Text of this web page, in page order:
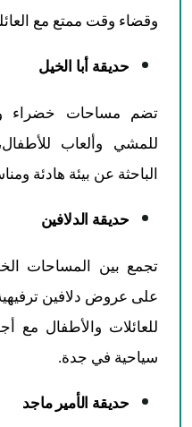
وقضاء وقت ممتع مع
حديقة أبا الخيل
تضم مساحات خضراء
للمشي وألعاب
الباحثة عن بيئة هادئة
حديقة الدلافين
تجمع بين المساحات
على عروض دلافين
للعائلات والأطفال مع
سياحية في جدة.​
حديقة الأمير ماجد